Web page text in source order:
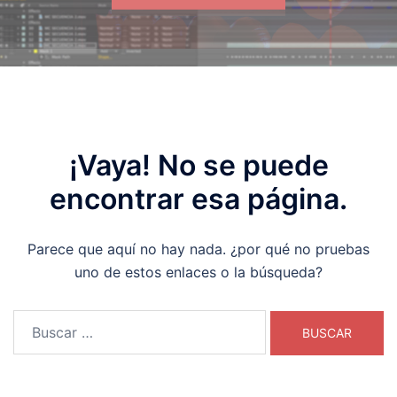
¡Vaya! No se puede
encontrar esa página.
Parece que aquí no hay nada. ¿por qué no pruebas
uno de estos enlaces o la búsqueda?